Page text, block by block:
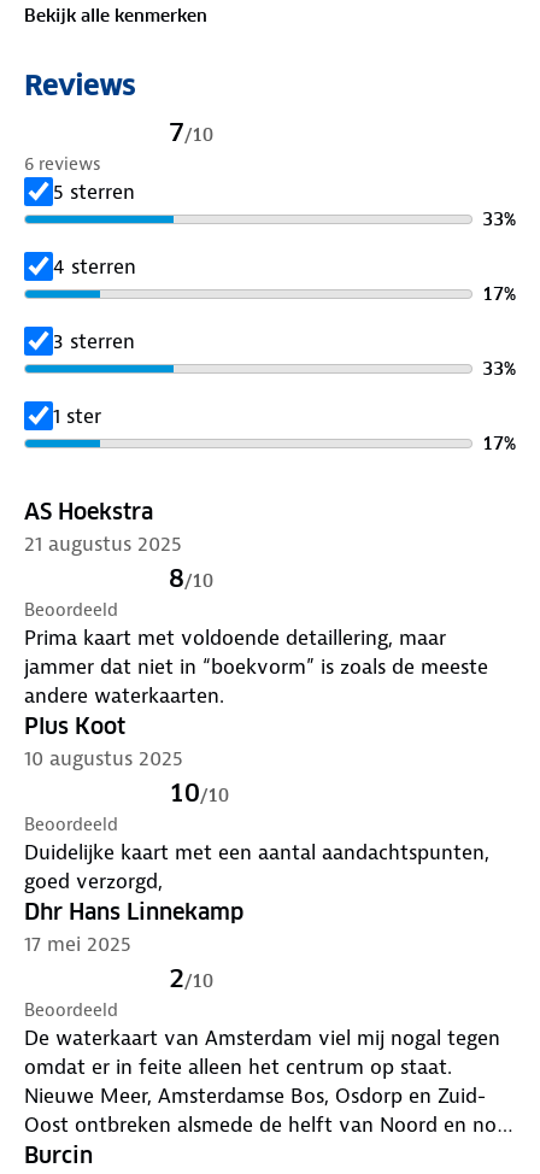
- uitgebreide legenda
Bekijk alle kenmerken
Reviews
7/10
6 reviews
5 sterren
33%
4 sterren
17%
3 sterren
33%
1 ster
17%
AS Hoekstra
21 augustus 2025
8/10
Beoordeeld
Prima kaart met voldoende detaillering, maar
jammer dat niet in “boekvorm” is zoals de meeste
andere waterkaarten.
Plus Koot
10 augustus 2025
10/10
Beoordeeld
Duidelijke kaart met een aantal aandachtspunten,
goed verzorgd,
Dhr Hans Linnekamp
17 mei 2025
2/10
Beoordeeld
De waterkaart van Amsterdam viel mij nogal tegen
omdat er in feite alleen het centrum op staat.
Nieuwe Meer, Amsterdamse Bos, Osdorp en Zuid-
Oost ontbreken alsmede de helft van Noord en nog
meer water aan de periferie van de stad.
Burcin